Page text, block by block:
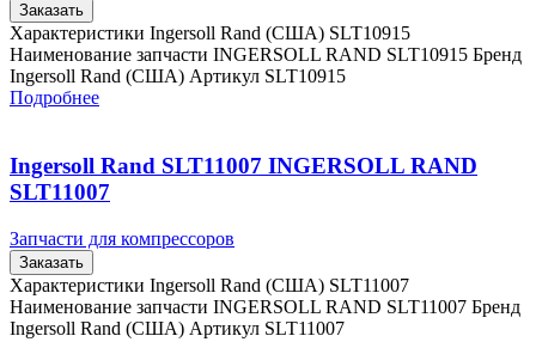
Заказать
Характеристики Ingersoll Rand (США) SLT10915
Наименование запчасти INGERSOLL RAND SLT10915 Бренд
Ingersoll Rand (США) Артикул SLT10915
Подробнее
Ingersoll Rand SLT11007 INGERSOLL RAND
SLT11007
Запчасти для компрессоров
Заказать
Характеристики Ingersoll Rand (США) SLT11007
Наименование запчасти INGERSOLL RAND SLT11007 Бренд
Ingersoll Rand (США) Артикул SLT11007